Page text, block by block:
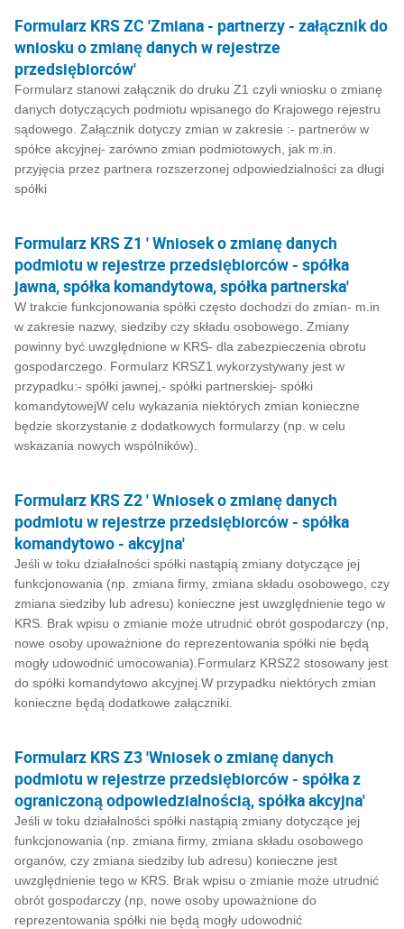
Formularz KRS ZC 'Zmiana - partnerzy - załącznik do
wniosku o zmianę danych w rejestrze
przedsiębiorców'
Formularz stanowi załącznik do druku Z1 czyli wniosku o zmianę
danych dotyczących podmiotu wpisanego do Krajowego rejestru
sądowego. Załącznik dotyczy zmian w zakresie :- partnerów w
spółce akcyjnej- zarówno zmian podmiotowych, jak m.in.
przyjęcia przez partnera rozszerzonej odpowiedzialności za długi
spółki
Formularz KRS Z1 ' Wniosek o zmianę danych
podmiotu w rejestrze przedsiębiorców - spółka
jawna, spółka komandytowa, spółka partnerska'
W trakcie funkcjonowania spółki często dochodzi do zmian- m.in
w zakresie nazwy, siedziby czy składu osobowego. Zmiany
powinny być uwzględnione w KRS- dla zabezpieczenia obrotu
gospodarczego. Formularz KRSZ1 wykorzystywany jest w
przypadku:- spółki jawnej,- spółki partnerskiej- spółki
komandytowejW celu wykazania niektórych zmian konieczne
będzie skorzystanie z dodatkowych formularzy (np. w celu
wskazania nowych wspólników).
Formularz KRS Z2 ' Wniosek o zmianę danych
podmiotu w rejestrze przedsiębiorców - spółka
komandytowo - akcyjna'
Jeśli w toku działalności spółki nastąpią zmiany dotyczące jej
funkcjonowania (np. zmiana firmy, zmiana składu osobowego, czy
zmiana siedziby lub adresu) konieczne jest uwzględnienie tego w
KRS. Brak wpisu o zmianie może utrudnić obrót gospodarczy (np,
nowe osoby upoważnione do reprezentowania spółki nie będą
mogły udowodnić umocowania).Formularz KRSZ2 stosowany jest
do spółki komandytowo akcyjnej.W przypadku niektórych zmian
konieczne będą dodatkowe załączniki.
Formularz KRS Z3 'Wniosek o zmianę danych
podmiotu w rejestrze przedsiębiorców - spółka z
ograniczoną odpowiedzialnością, spółka akcyjna'
Jeśli w toku działalności spółki nastąpią zmiany dotyczące jej
funkcjonowania (np. zmiana firmy, zmiana składu osobowego
organów, czy zmiana siedziby lub adresu) konieczne jest
uwzględnienie tego w KRS. Brak wpisu o zmianie może utrudnić
obrót gospodarczy (np, nowe osoby upoważnione do
reprezentowania spółki nie będą mogły udowodnić